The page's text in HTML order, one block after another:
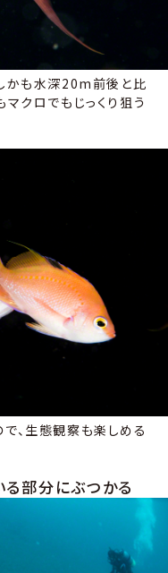
かも水深20m前後と比
マクロでもじっくり狙う
、生態観察も楽しめる
部分にぶつかる